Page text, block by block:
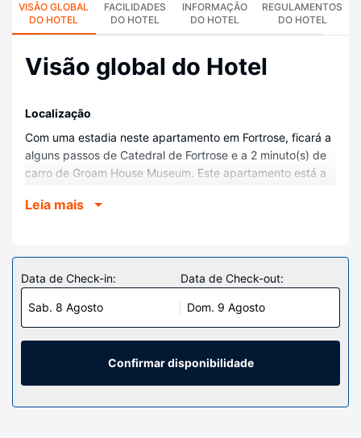
VISÃO GLOBAL
DO HOTEL
FACILIDADES
DO HOTEL
INFORMAÇÃO
DO HOTEL
REGULAMENTOS
DO HOTEL
Visão global do Hotel
Localização
Com uma estadia neste apartamento em Fortrose, ficará a
alguns passos de Catedral de Fortrose e a 2 minuto(s) de
carro de Groam House Museum. Este apartamento está a
(12,7 mi) de Inverness Castle.
Sinta-se em casa neste apartamento.
Leia mais
Data de Check-in:
Sab. 8 Agosto
Data de Check-out:
Dom. 9 Agosto
Confirmar disponibilidade